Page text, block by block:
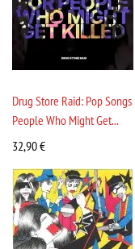
Drug Store Raid: Pop Songs
People Who Might Get...
32,90€